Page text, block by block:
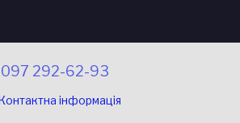
097 292-62-93
інформація